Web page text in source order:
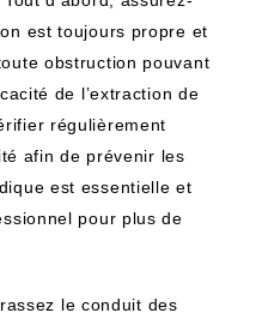
est toujours propre et
obstruction pouvant
de l’extraction de
régulièrement
afin de prévenir les
est essentielle et
pour plus de
le conduit des